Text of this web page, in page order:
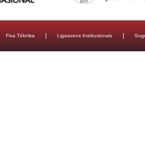
Fixa Téknika Ligasoens Institusionais